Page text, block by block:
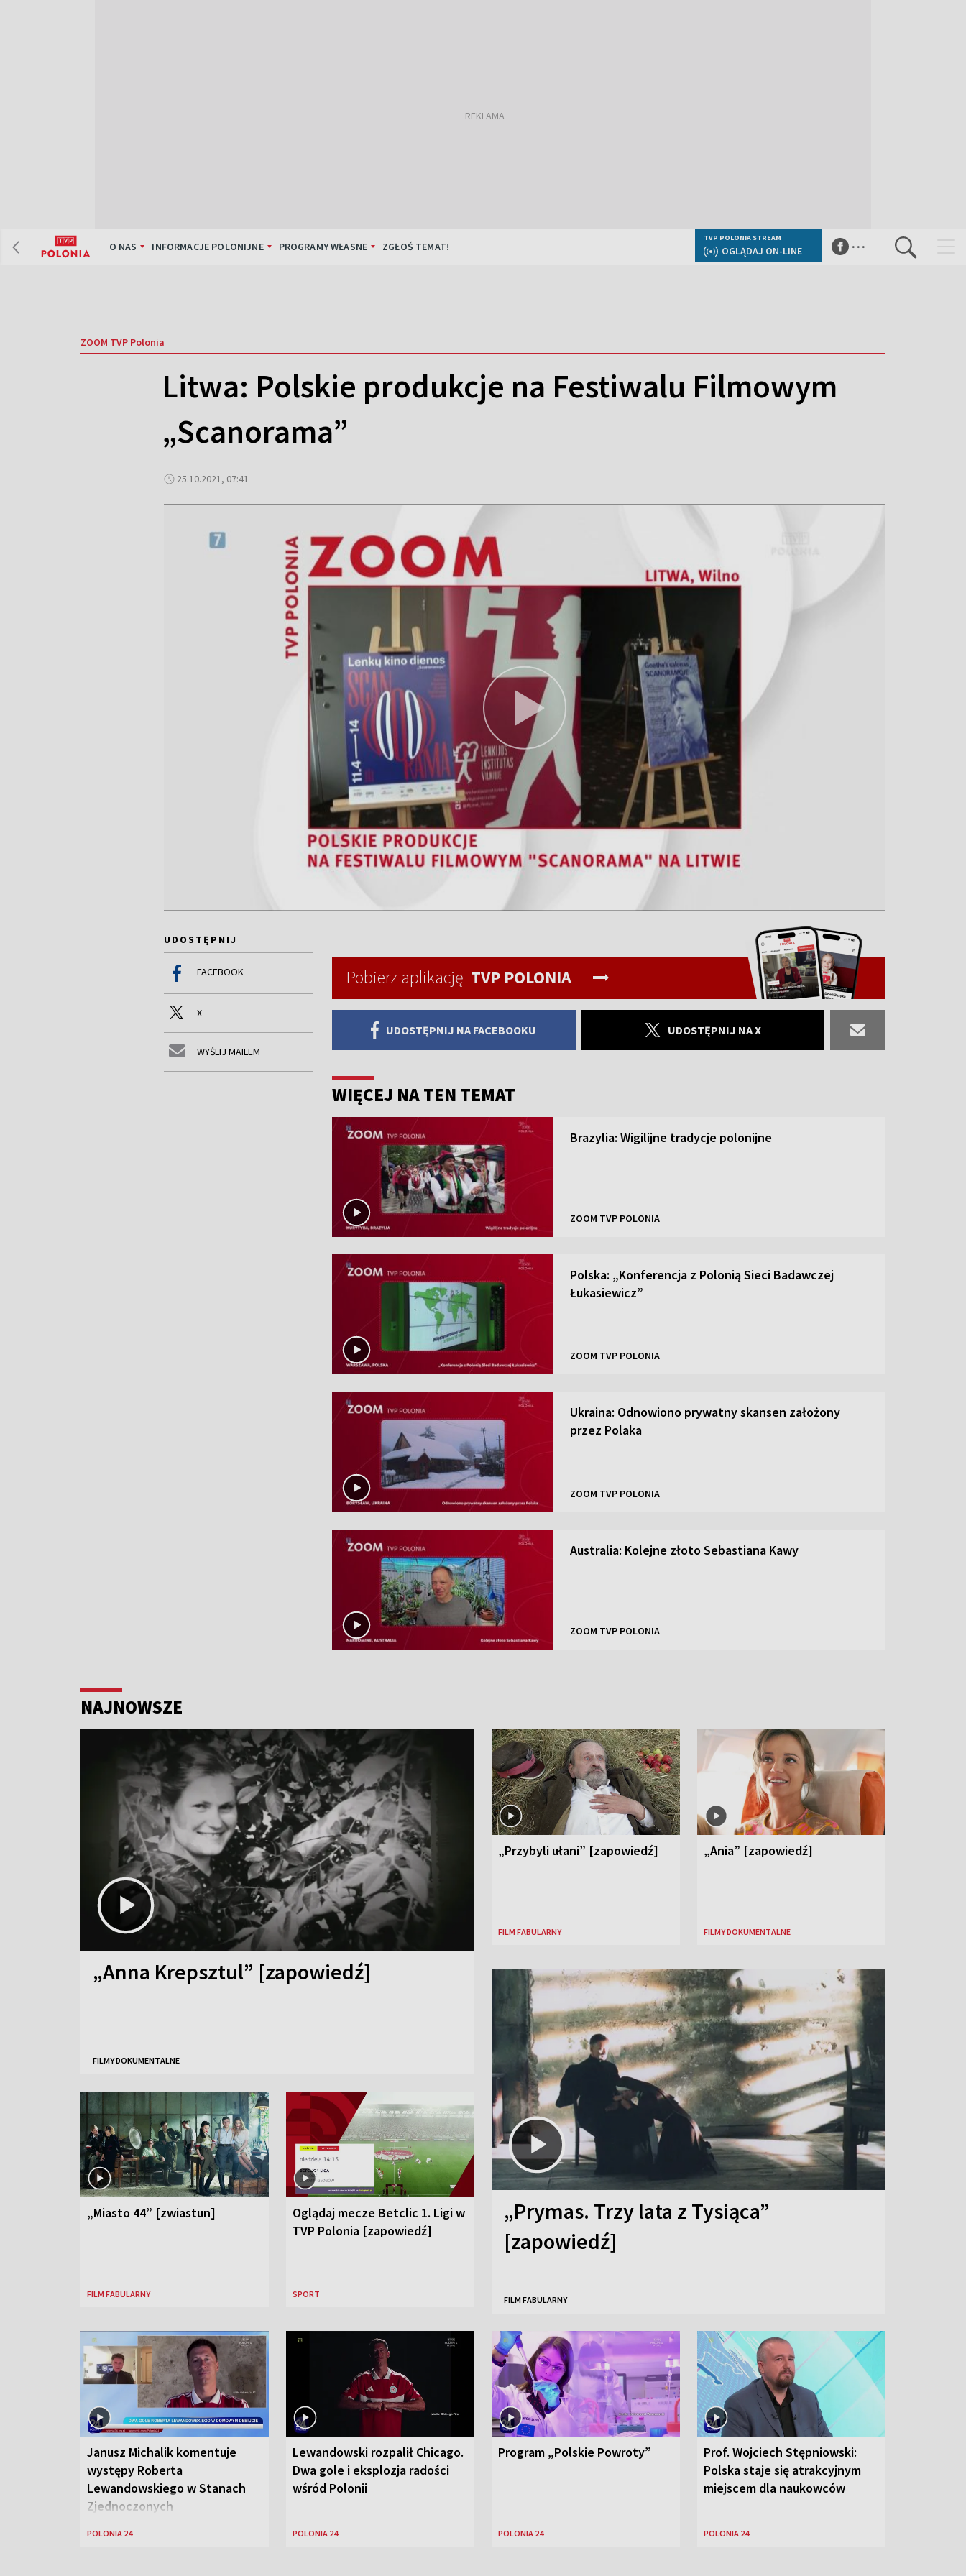
O NAS INFORMACJE POLONIJNE PROGRAMY WŁASNE ZGŁOŚ TEMAT!
TVP POLONIA STREAM
OGLĄDAJ ON-LINE ...
ZOOM TVP Polonia
Litwa: Polskie produkcje na Festiwalu Filmowym
„Scanorama”
25.10.2021, 07:41
UDOSTĘPNIJ
FACEBOOK
X
WYŚLIJ MAILEM
Pobierz aplikację TVP POLONIA
UDOSTĘPNIJ NA FACEBOOKU UDOSTĘPNIJ NA X
WIĘCEJ NA TEN TEMAT
Brazylia: Wigilijne tradycje polonijne
ZOOM TVP POLONIA
Polska: „Konferencja z Polonią Sieci Badawczej
Łukasiewicz”
ZOOM TVP POLONIA
Ukraina: Odnowiono prywatny skansen założony
przez Polaka
ZOOM TVP POLONIA
Australia: Kolejne złoto Sebastiana Kawy
ZOOM TVP POLONIA
NAJNOWSZE
„Anna Krepsztul” [zapowiedź]
FILMY DOKUMENTALNE
„Przybyli ułani” [zapowiedź]
FILM FABULARNY
„Ania” [zapowiedź]
FILMY DOKUMENTALNE
„Miasto 44” [zwiastun]
FILM FABULARNY
Oglądaj mecze Betclic 1. Ligi w
TVP Polonia [zapowiedź]
SPORT
„Prymas. Trzy lata z Tysiąca”
[zapowiedź]
FILM FABULARNY
Janusz Michalik komentuje
występy Roberta
Lewandowskiego w Stanach
Zjednoczonych
POLONIA 24
Lewandowski rozpalił Chicago.
Dwa gole i eksplozja radości
wśród Polonii
POLONIA 24
Program „Polskie Powroty”
POLONIA 24
Prof. Wojciech Stępniowski:
Polska staje się atrakcyjnym
miejscem dla naukowców
POLONIA 24